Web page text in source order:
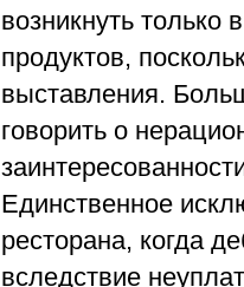
возникнуть только
продуктов,
выставления.
говорить о
Единственное
ресторана, когда
вследствие